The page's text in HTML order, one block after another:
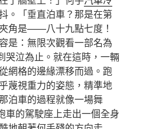
。「垂直泊車？那是在第
角是——八十九點七度！
是：無限次觀看一部名為
哭泣為止。就在這時，一輛
網格的邊緣漂移而過。跑
蔑視重力的姿態，精準地
泊車的過程就像一場舞
車的駕駛座上走出一個全身